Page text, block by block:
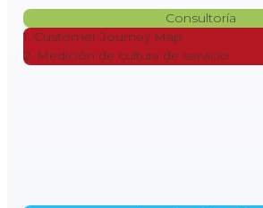
Consultoría
1. Customer Journey Map
2. Medición de cultura de servicio